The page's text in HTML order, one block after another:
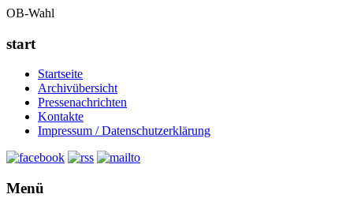
OB-Wahl
start
Startseite
Archivübersicht
Pressenachrichten
Kontakte
Impressum / Datenschutzerklärung
Menü